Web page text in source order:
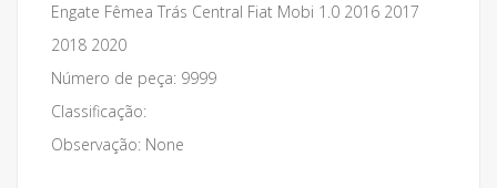
Engate Fêmea Trás Central Fiat Mobi 1.0 2016 2017
2018 2020
Número de peça: 9999
Classificação:
Observação: None